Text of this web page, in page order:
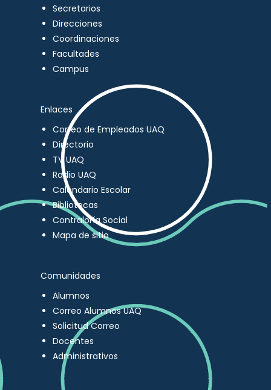
Secretarios
Direcciones
Coordinaciones
Facultades
Campus
Enlaces
Correo de Empleados UAQ
Directorio
TV UAQ
Radio UAQ
Calendario Escolar
Bibliotecas
Contraloría Social
Mapa de sitio
Comunidades
Alumnos
Correo Alumnos UAQ
Solicitud Correo
Docentes
Administrativos